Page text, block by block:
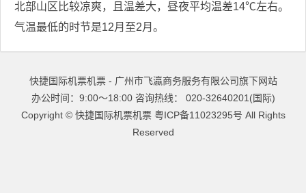
北部山区比较凉爽，且温差大，昼夜平均温差14℃左右。
气温最低的时节是12月至2月。
快捷国际机票机票 - 广州市飞瀛商务服务有限公司旗下网站
办公时间：9:00～18:00 咨询热线： 020-32640201(国际)
Copyright © 快捷国际机票机票 粤ICP备11023295号 All Rights
Reserved